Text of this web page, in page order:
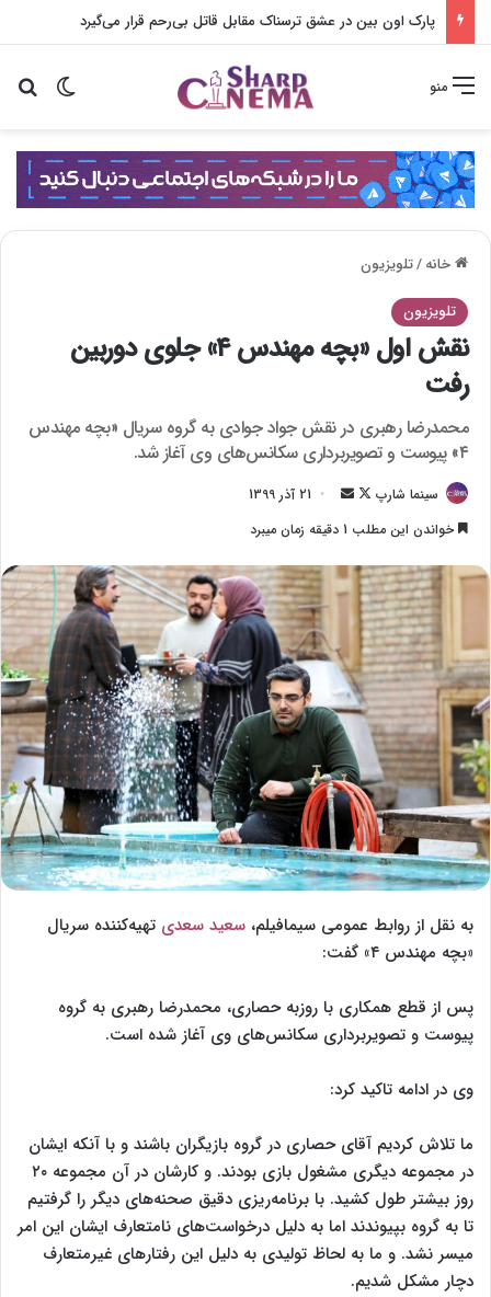
پارک اون بین در عشق ترسناک مقابل قاتل بی‌رحم قرار می‌گیرد
تغییر منو
خانه/تلویزیون
تلویزیون
نقش اول «بچه مهندس ۴» جلوی دوربین
رفت
محمدرضا رهبری در نقش جواد جوادی به گروه سریال «بچه مهندس
۴» پیوست و تصویربرداری سکانس‌های وی آغاز شد.
سینما شارپ
F
o
w
n
X
ا
ل
ی
م
ی
ل
21 آذر 1399
خواندن این مطلب 1 دقیقه زمان میبرد
به نقل از روابط عمومی سیمافیلم، سعید سعدی تهیه‌کننده سریال
«بچه مهندس ۴» گفت:
پس از قطع همکاری با روزبه حصاری، محمدرضا رهبری به گروه
پیوست و تصویربرداری سکانس‌های وی آغاز شده است.
وی در ادامه تاکید کرد:
ما تلاش کردیم آقای حصاری در گروه بازیگران باشند و با آنکه ایشان
در مجموعه دیگری مشغول بازی بودند. و کارشان در آن مجموعه ۲۰
روز بیشتر طول کشید. با برنامه‌ریزی دقیق صحنه‌های دیگر را گرفتیم
تا به گروه بپیوندند اما به دلیل درخواست‌های نامتعارف ایشان این امر
میسر نشد. و ما به لحاظ تولیدی به دلیل این رفتارهای غیرمتعارف
دچار مشکل شدیم.